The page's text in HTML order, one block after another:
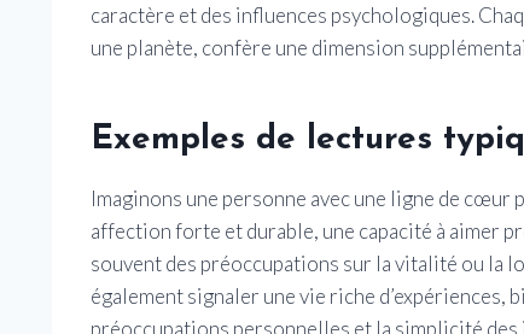
caractère et des influences psychologiques.
une planète, confère une dimension
Exemples de lectures
Imaginons une personne avec une ligne de
affection forte et durable, une capacité à aimer
souvent des préoccupations sur la vitalité ou la
également signaler une vie riche
préoccupations personnelles et la simplicité